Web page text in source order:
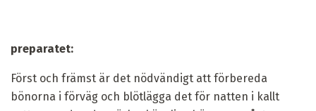
preparatet:
Först och främst är det nödvändigt att förbereda
bönorna i förväg och blötlägga det för natten i kallt